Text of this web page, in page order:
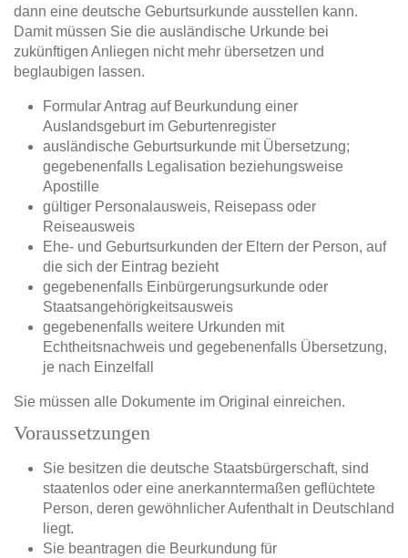
dann eine deutsche Geburtsurkunde ausstellen kann.
Damit müssen Sie die ausländische Urkunde bei
zukünftigen Anliegen nicht mehr übersetzen und
beglaubigen lassen.
Formular Antrag auf Beurkundung einer
Auslandsgeburt im Geburtenregister
ausländische Geburtsurkunde mit Übersetzung;
gegebenenfalls Legalisation beziehungsweise
Apostille
gültiger Personalausweis, Reisepass oder
Reiseausweis
Ehe- und Geburtsurkunden der Eltern der Person, auf
die sich der Eintrag bezieht
gegebenenfalls Einbürgerungsurkunde oder
Staatsangehörigkeitsausweis
gegebenenfalls weitere Urkunden mit
Echtheitsnachweis und gegebenenfalls Übersetzung,
je nach Einzelfall
Sie müssen alle Dokumente im Original einreichen.
Voraussetzungen
Sie besitzen die deutsche Staatsbürgerschaft, sind
staatenlos oder eine anerkanntermaßen geflüchtete
Person, deren gewöhnlicher Aufenthalt in Deutschland
liegt.
Sie beantragen die Beurkundung für